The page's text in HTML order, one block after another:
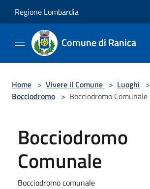
Regione Lombardia
Comune di Ranica
Home > Vivere il Comune > Luoghi >
Bocciodromo > Bocciodromo Comunale
Bocciodromo
Comunale
Bocciodromo comunale